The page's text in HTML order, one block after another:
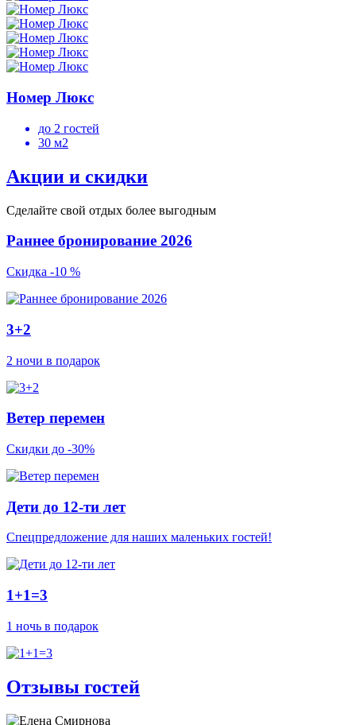
Номер Люкс
до 2 гостей
30 м2
Акции и скидки
Сделайте свой отдых более выгодным
Раннее бронирование 2026
Скидка -10 %
3+2
2 ночи в подарок
Ветер перемен
Скидки до -30%
Дети до 12-ти лет
Спецпредложение для наших маленьких гостей!
1+1=3
1 ночь в подарок
Отзывы гостей